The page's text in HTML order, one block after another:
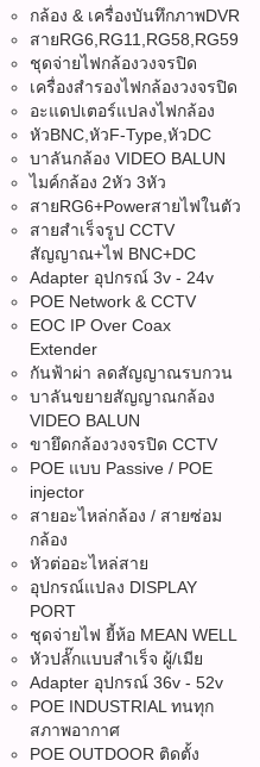
กล้อง & เครื่องบันทึกภาพDVR
สายRG6,RG11,RG58,RG59
ชุดจ่ายไฟกล้องวงจรปิด
เครื่องสำรองไฟกล้องวงจรปิด
อะแดปเตอร์แปลงไฟกล้อง
หัวBNC,หัวF-Type,หัวDC
บาลันกล้อง VIDEO BALUN
ไมค์กล้อง 2หัว 3หัว
สายRG6+Powerสายไฟในตัว
สายสำเร็จรูป CCTV
สัญญาณ+ไฟ BNC+DC
Adapter อุปกรณ์ 3v - 24v
POE Network & CCTV
EOC IP Over Coax
Extender
กันฟ้าผ่า ลดสัญญาณรบกวน
บาลันขยายสัญญาณกล้อง
VIDEO BALUN
ขายึดกล้องวงจรปิด CCTV
POE แบบ Passive / POE
injector
สายอะไหล่กล้อง / สายซ่อม
กล้อง
หัวต่ออะไหล่สาย
อุปกรณ์แปลง DISPLAY
PORT
ชุดจ่ายไฟ ยี้ห้อ MEAN WELL
หัวปลั๊กแบบสำเร็จ ผู้/เมีย
Adapter อุปกรณ์ 36v - 52v
POE INDUSTRIAL ทนทุก
สภาพอากาศ
POE OUTDOOR ติดตั้ง